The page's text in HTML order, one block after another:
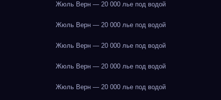
Жюль Верн — 20 000 лье под водой
Жюль Верн — 20 000 лье под водой
Жюль Верн — 20 000 лье под водой
Жюль Верн — 20 000 лье под водой
Жюль Верн — 20 000 лье под водой